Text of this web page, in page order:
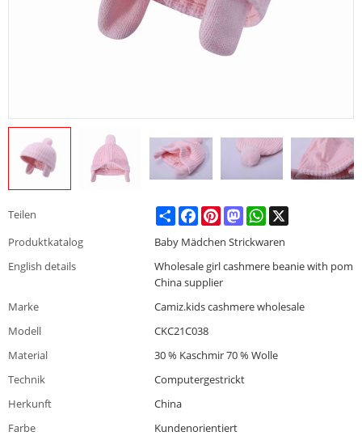
Teilen ShareFacebookPinterestMastodonWhatsApp
Produktkatalog
Baby Mädchen Strickwaren
English details
Wholesale girl cashmere beanie with pom
China supplier
Marke
Camiz.kids cashmere wholesale
Modell
CKC21C038
Material
30 % Kaschmir 70 % Wolle
Technik
Computergestrickt
Herkunft
China
Farbe
Kundenorientiert